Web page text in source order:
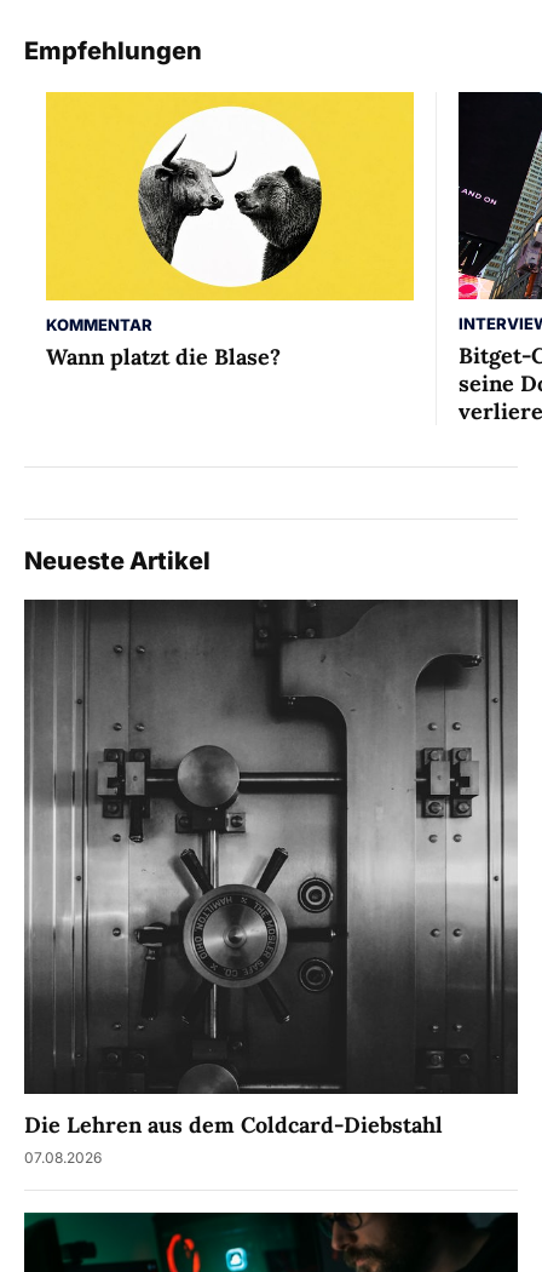
Empfehlungen
KOMMENTAR
Wann platzt die Blase?
Bitget-
seine
Neueste Artikel
Die Lehren aus dem Coldcard-Diebstahl
07.08.2026